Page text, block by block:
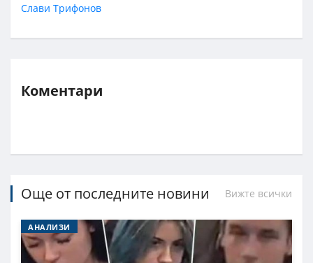
Слави Трифонов
Коментари
Още от последните новини Вижте всички
АНАЛИЗИ